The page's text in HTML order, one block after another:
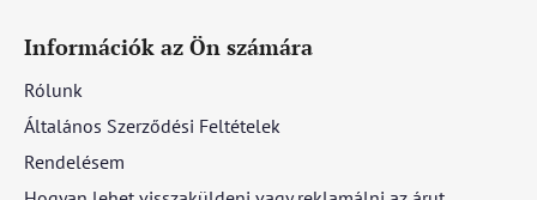
Információk az Ön számára
Rólunk
Általános Szerződési Feltételek
Rendelésem